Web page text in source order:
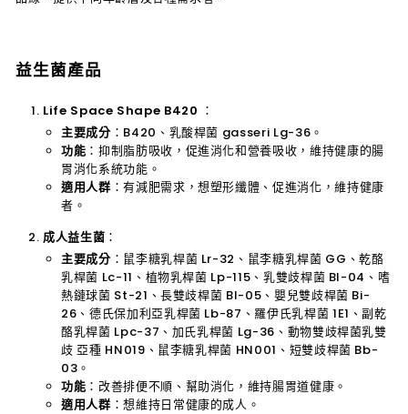
益生菌產品
Life Space Shape B420 ：
主要成分 ：B420、乳酸桿菌 gasseri Lg-36。
功能 ：抑制脂肪吸收，促進消化和營養吸收，維持健康的腸
胃消化系統功能。
適用人群 ：有減肥需求，想塑形纖體、促進消化，維持健康
者。
成人益生菌 ：
主要成分 ：鼠李糖乳桿菌 Lr-32、鼠李糖乳桿菌 GG、乾酪
乳桿菌 Lc-11、植物乳桿菌 Lp-115、乳雙歧桿菌 Bl-04、嗜
熱鏈球菌 St-21、長雙歧桿菌 Bl-05、嬰兒雙歧桿菌 Bi-
26、德氏保加利亞乳桿菌 Lb-87、羅伊氏乳桿菌 1E1、副乾
酪乳桿菌 Lpc-37、加氏乳桿菌 Lg-36、動物雙歧桿菌乳雙
歧 亞種 HN019、鼠李糖乳桿菌 HN001、短雙歧桿菌 Bb-
03。
功能 ：改善排便不順、幫助消化，維持腸胃道健康。
適用人群 ：想維持日常健康的成人。